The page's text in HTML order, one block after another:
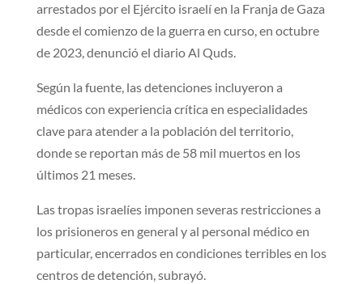
arrestados por el Ejército israelí en la Franja de Gaza
desde el comienzo de la guerra en curso, en octubre
de 2023, denunció el diario Al Quds.
Según la fuente, las detenciones incluyeron a
médicos con experiencia crítica en especialidades
clave para atender a la población del territorio,
donde se reportan más de 58 mil muertos en los
últimos 21 meses.
Las tropas israelíes imponen severas restricciones a
los prisioneros en general y al personal médico en
particular, encerrados en condiciones terribles en los
centros de detención, subrayó.